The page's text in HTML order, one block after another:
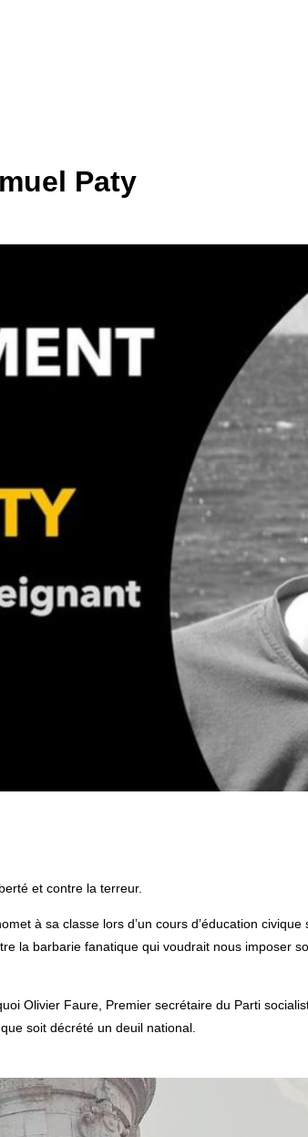
Paty
et contre la terreur.
à sa classe lors d’un cours d’éducation
la barbarie fanatique qui voudrait nous imposer
Olivier Faure, Premier secrétaire du Parti
soit décrété un deuil national.